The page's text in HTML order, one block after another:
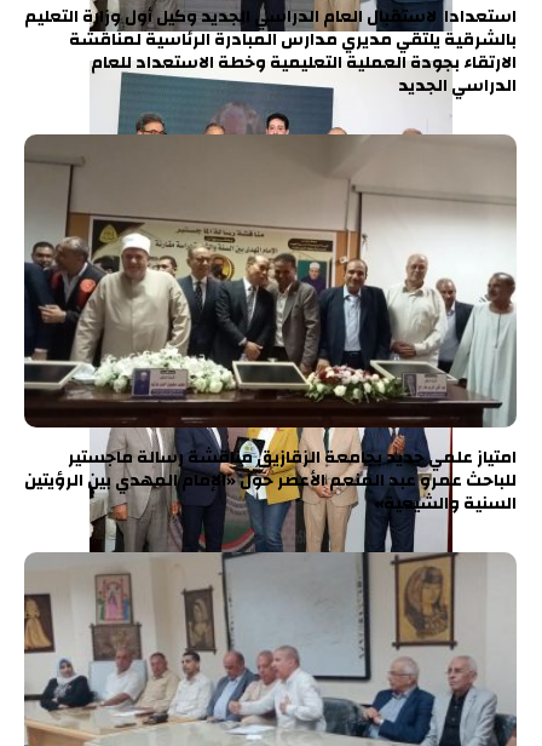
استعدادا لاستقبال العام الدراسي الجديد وكيل أول وزارة التعليم
بالشرقية يلتقي مديري مدارس المبادرة الرئاسية لمناقشة
الارتقاء بجودة العملية التعليمية وخطة الاستعداد للعام
الدراسي الجديد
امتياز علمي جديد بجامعة الزقازيق مناقشة رسالة ماجستير
للباحث عمرو عبد المنعم الأعصر حول «الإمام المهدي بين الرؤيتين
السنية والشيعية»